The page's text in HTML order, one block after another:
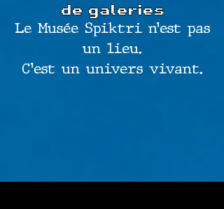
de galeries
Le Musée Spiktri n’est pas
un lieu.
C’est un univers vivant.